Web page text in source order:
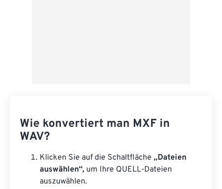
Wie konvertiert man MXF in
WAV?
Klicken Sie auf die Schaltfläche „Dateien
auswählen“, um Ihre QUELL-Dateien
auszuwählen.